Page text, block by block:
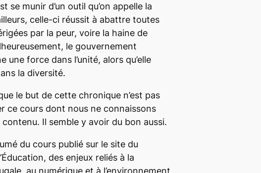
se munir d’un outil qu’on appelle la
celle-ci réussit à abattre toutes
par la peur, voire la haine de
le gouvernement
une force dans l’unité, alors qu’elle
la diversité.
le but de cette chronique n’est pas
ce cours dont nous ne connaissons
Il semble y avoir du bon aussi.
du cours publié sur le site du
des enjeux reliés à la
au numérique et à l’environnement